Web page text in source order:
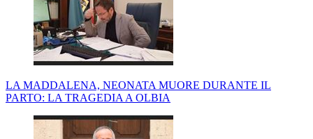
LA MADDALENA, NEONATA MUORE DURANTE IL
PARTO: LA TRAGEDIA A OLBIA